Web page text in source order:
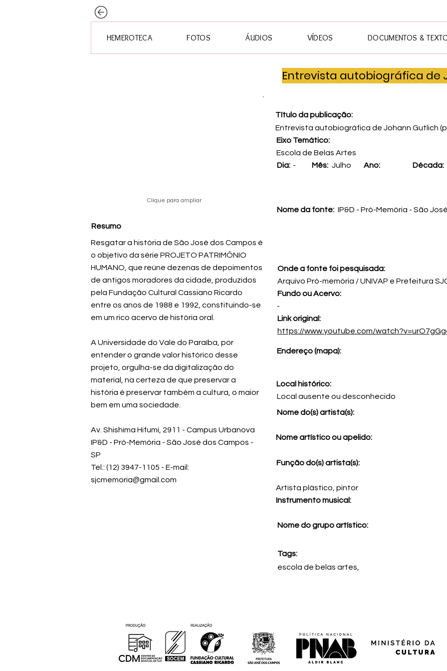
HEMEROTECA FOTOS ÁUDIOS VÍDEOS DOCUMENTOS &
Entrevista autobiográfica de
Clique para ampliar
Resumo
Resgatar a história de São José dos Campos é
o objetivo da série PROJETO PATRIMÔNIO
HUMANO, que reúne dezenas de depoimentos
de antigos moradores da cidade, produzidos
pela Fundação Cultural Cassiano Ricardo
entre os anos de 1988 e 1992, constituindo-se
em um rico acervo de história oral.
A Universidade do Vale do Paraíba, por
entender o grande valor histórico desse
projeto, orgulha-se da digitalização do
material, na certeza de que preservar a
história é preservar também a cultura, o maior
bem em uma sociedade.
Av. Shishima Hifumi, 2911 - Campus Urbanova
IP&D - Pró-Memória - São José dos Campos -
SP
Tel.: (12) 3947-1105 - E-mail:
sjcmemoria@gmail.com
Título da publicação:
Entrevista autobiográfica de Johann Gutlich
Eixo Temático:
Escola de Belas Artes
Dia: - Mês: Ano:
Julho Década:
Nome da fonte: IP&D - Pró-Memória - São
Onde a fonte foi pesquisada:
Arquivo Pró-memória / UNIVAP e Prefeitura
Fundo ou Acervo:
-
Link original:
https://www.youtube.com/
Endereço (mapa):
Local histórico:
Local ausente ou desconhecido
Nome do(s) artista(s):
Nome artístico ou apelido:
Função do(s) artista(s):
Artista plástico, pintor
Instrumento musical:
Nome do grupo artístico:
Tags:
escola de belas artes,